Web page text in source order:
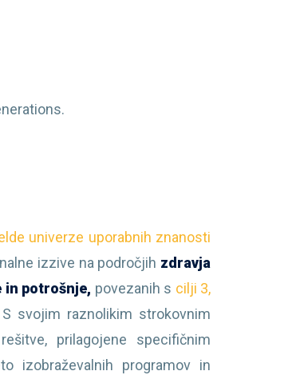
univerze uporabnih znanosti
izzive na področjih zdravja
in potrošnje, povezanih s cilji 3,
svojim raznolikim strokovnim
prilagojene specifičnim
izobraževalnih programov in